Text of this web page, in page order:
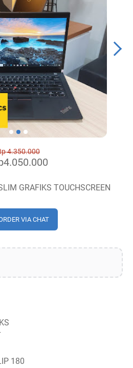
4.350.000
GRAFIKS TOUCHSCREEN
VIA CHAT
180